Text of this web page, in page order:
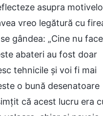
asupra
vreo legătură cu
gândea: „Cine nu face
abateri au fost doar
tehnicile și voi fi mai
o bună desenatoare
că acest lucru era